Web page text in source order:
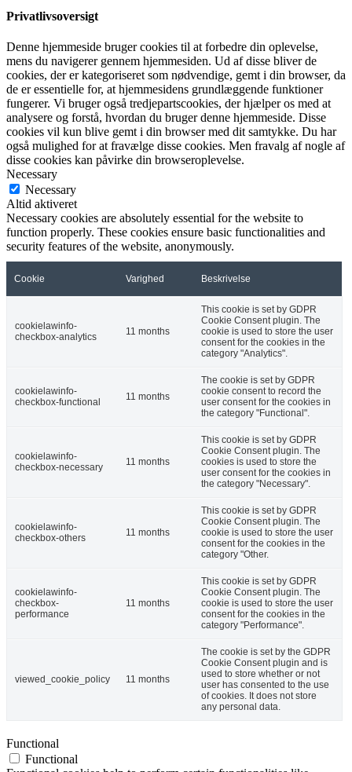
Privatlivsoversigt
Denne hjemmeside bruger cookies til at forbedre din oplevelse,
mens du navigerer gennem hjemmesiden. Ud af disse bliver de
cookies, der er kategoriseret som nødvendige, gemt i din browser, da
de er essentielle for, at hjemmesidens grundlæggende funktioner
fungerer. Vi bruger også tredjepartscookies, der hjælper os med at
analysere og forstå, hvordan du bruger denne hjemmeside. Disse
cookies vil kun blive gemt i din browser med dit samtykke. Du har
også mulighed for at fravælge disse cookies. Men fravalg af nogle af
disse cookies kan påvirke din browseroplevelse.
Necessary
Necessary
Altid aktiveret
Necessary cookies are absolutely essential for the website to
function properly. These cookies ensure basic functionalities and
security features of the website, anonymously.
Cookie Varighed Beskrivelse
cookielawinfo-
checkbox-analytics
11 months
This cookie is set by GDPR
Cookie Consent plugin. The
cookie is used to store the user
consent for the cookies in the
category "Analytics".
cookielawinfo-
checkbox-functional
11 months
The cookie is set by GDPR
cookie consent to record the
user consent for the cookies in
the category "Functional".
cookielawinfo-
checkbox-necessary
11 months
This cookie is set by GDPR
Cookie Consent plugin. The
cookies is used to store the
user consent for the cookies in
the category "Necessary".
cookielawinfo-
checkbox-others
11 months
This cookie is set by GDPR
Cookie Consent plugin. The
cookie is used to store the user
consent for the cookies in the
category "Other.
cookielawinfo-
checkbox-
performance
11 months
This cookie is set by GDPR
Cookie Consent plugin. The
cookie is used to store the user
consent for the cookies in the
category "Performance".
viewed_cookie_policy 11 months
The cookie is set by the GDPR
Cookie Consent plugin and is
used to store whether or not
user has consented to the use
of cookies. It does not store
any personal data.
Functional
Functional